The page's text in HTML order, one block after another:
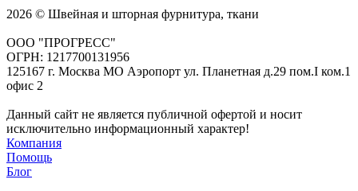
2026 © Швейная и шторная фурнитура, ткани
ООО "ПРОГРЕСС"
ОГРН: 1217700131956
125167 г. Москва МО Аэропорт ул. Планетная д.29 пом.I ком.1
офис 2
Данный сайт не является публичной офертой и носит
исключительно информационный характер!
Компания
Помощь
Блог